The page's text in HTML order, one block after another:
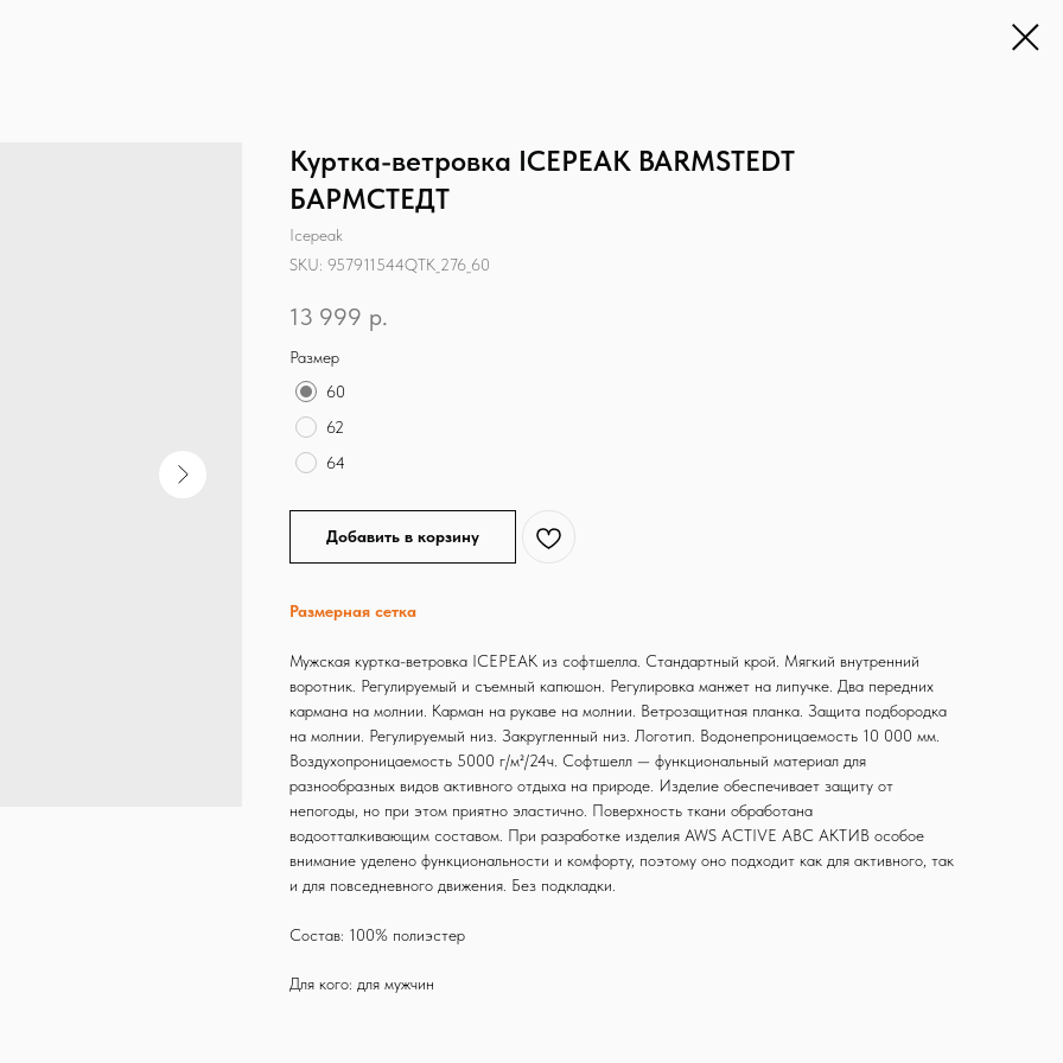
Куртка-ветровка ICEPEAK BARMSTEDT
БАРМСТЕДТ
Icepeak
SKU: 957911544QTK_276_60
13 999 р.
Размер
60
62
64
Добавить в корзину
Размерная сетка
Мужская куртка-ветровка ICEPEAK из софтшелла. Стандартный крой. Мягкий внутренний
воротник. Регулируемый и съемный капюшон. Регулировка манжет на липучке. Два передних
кармана на молнии. Карман на рукаве на молнии. Ветрозащитная планка. Защита подбородка
на молнии. Регулируемый низ. Закругленный низ. Логотип. Водонепроницаемость 10 000 мм.
Воздухопроницаемость 5000 г/м²/24ч. Софтшелл — функциональный материал для
разнообразных видов активного отдыха на природе. Изделие обеспечивает защиту от
непогоды, но при этом приятно эластично. Поверхность ткани обработана
водоотталкивающим составом. При разработке изделия AWS ACTIVE АВС АКТИВ особое
внимание уделено функциональности и комфорту, поэтому оно подходит как для активного, так
и для повседневного движения. Без подкладки.
Состав: 100% полиэстер
Для кого: для мужчин